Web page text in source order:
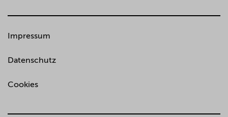
Impressum
Datenschutz
Cookies